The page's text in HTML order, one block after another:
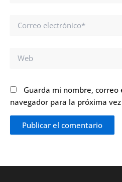
Correo
Web
Guarda mi nombre,
navegador para la próxima